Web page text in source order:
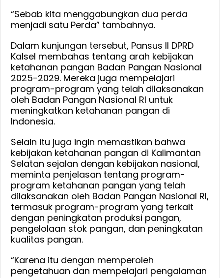
“Sebab kita menggabungkan dua perda
menjadi satu Perda” tambahnya.
Dalam kunjungan tersebut, Pansus II DPRD
Kalsel membahas tentang arah kebijakan
ketahanan pangan Badan Pangan Nasional
2025-2029. Mereka juga mempelajari
program-program yang telah dilaksanakan
oleh Badan Pangan Nasional RI untuk
meningkatkan ketahanan pangan di
Indonesia.
Selain itu juga ingin memastikan bahwa
kebijakan ketahanan pangan di Kalimantan
Selatan sejalan dengan kebijakan nasional,
meminta penjelasan tentang program-
program ketahanan pangan yang telah
dilaksanakan oleh Badan Pangan Nasional RI,
termasuk program-program yang terkait
dengan peningkatan produksi pangan,
pengelolaan stok pangan, dan peningkatan
kualitas pangan.
“Karena itu dengan memperoleh
pengetahuan dan mempelajari pengalaman